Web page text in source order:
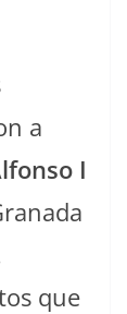
a
I
que